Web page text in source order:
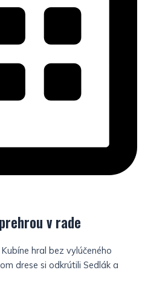
v rade
hral bez vylúčeného
drese si odkrútili Sedlák a